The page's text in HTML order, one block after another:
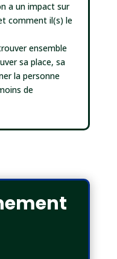
a un impact sur
comment il(s) le
ensemble
sa place, sa
la personne
de